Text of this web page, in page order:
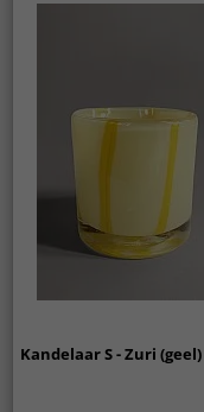
Kandelaar S - Zuri (geel)